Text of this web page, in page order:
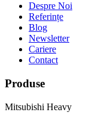
Despre Noi
Referințe
Blog
Newsletter
Cariere
Contact
Produse
Mitsubishi Heavy